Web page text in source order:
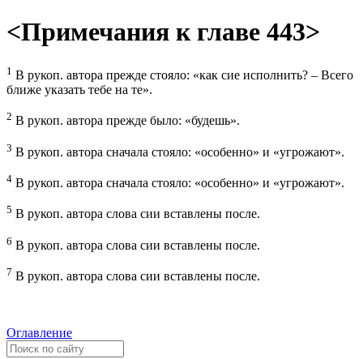
<Примечания к главе 443>
1 В рукоп. автора прежде стояло: «как сие исполнить? – Всего
ближе указать тебе на те».
2 В рукоп. автора прежде было: «будешь».
3 В рукоп. автора сначала стояло: «особенно» и «угрожают».
4 В рукоп. автора сначала стояло: «особенно» и «угрожают».
5 В рукоп. автора слова сии вставлены после.
6 В рукоп. автора слова сии вставлены после.
7 В рукоп. автора слова сии вставлены после.
Оглавление